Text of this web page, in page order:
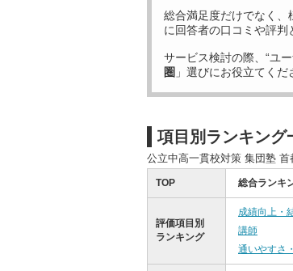
総合満足度だけでなく、
に回答者の口コミや評判
サービス検討の際、“ユ
圏 」選びにお役立てくだ
項目別ランキング
公立中高一貫校対策 集団塾 首
TOP 総合ランキ
評価項目別
ランキング
成績向上・
講師
通いやすさ